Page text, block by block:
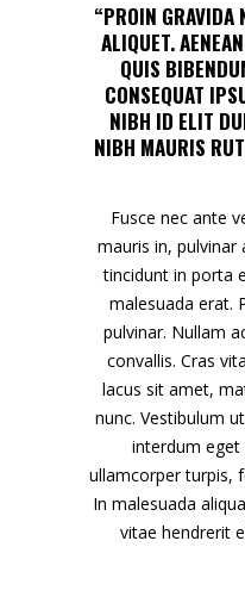
“PROIN GRAVIDA
ALIQUET.
QUIS
CONSEQUAT
NIBH ID ELIT
NIBH MAURIS
Fusce nec ante
mauris in,
tincidunt in porta
malesuada erat.
pulvinar. Nullam
convallis. Cras
lacus sit amet,
nunc. Vestibulum
interdum eget
ullamcorper turpis,
In malesuada
vitae hendrerit